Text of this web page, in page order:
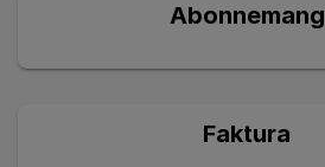
Abonnemang
Faktura